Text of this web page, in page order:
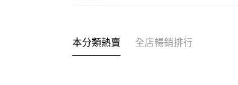
本分類熱賣 全店暢銷排行